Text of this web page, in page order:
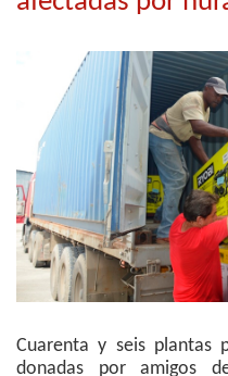
Cuarenta y seis plantas
donadas por amigos